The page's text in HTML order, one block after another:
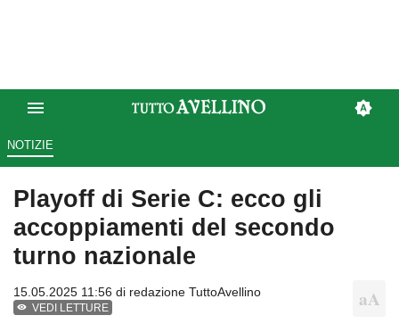
NOTIZIE
Playoff di Serie C: ecco gli
accoppiamenti del secondo
turno nazionale
15.05.2025 11:56 di redazione TuttoAvellino
VEDI LETTURE